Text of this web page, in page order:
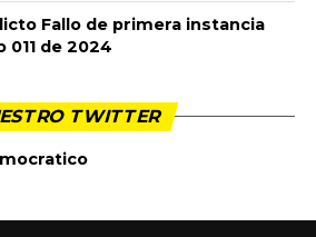
Fallo de primera instancia
de 2024
TWITTER